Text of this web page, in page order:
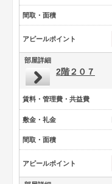
間取・面積
アピールポイント
部屋詳細
2階２０７
賃料・管理費・共益費
敷金・礼金
間取・面積
アピールポイント